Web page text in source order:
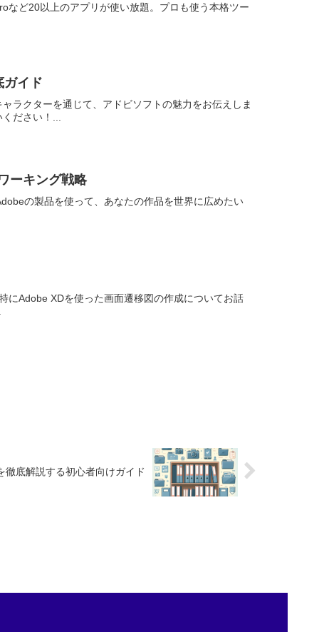
ど20以上のアプリが使い放題。プロも使う本格ツー
ガイド
ラクターを通じて、アドビソフトの魅力をお伝えしま
ださい！...
ーキング戦略
の製品を使って、あなたの作品を世界に広めたい
にAdobe XDを使った画面遷移図の作成についてお話
底解説する初心者向けガイド